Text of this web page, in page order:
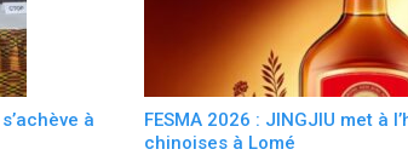
à
FESMA 2026 : JINGJIU met à
chinoises à Lomé